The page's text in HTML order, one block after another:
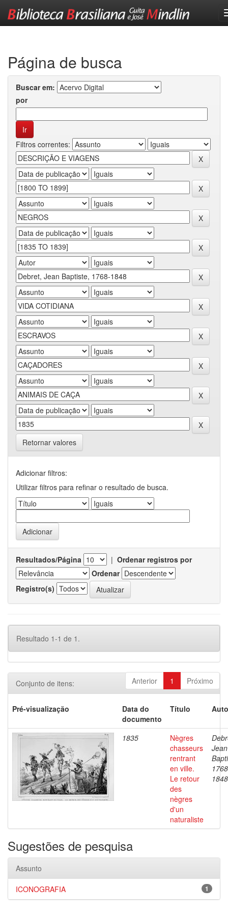
Página de busca
Buscar em:
por
Filtros correntes:
Retornar valores
Adicionar filtros:
Utilizar filtros para refinar o resultado de busca.
Resultados/Página | Ordenar registros por
Ordenar
Registro(s)
Resultado 1-1 de 1.
Anterior 1 Próximo
Conjunto de itens:
Pré-visualização
Data do
documento
Título
1835
Nègres
chasseurs
rentrant
en ville.
Le retour
des
nègres
d'un
naturaliste
Jean
1848
Sugestões de pesquisa
Assunto
1
ICONOGRAFIA